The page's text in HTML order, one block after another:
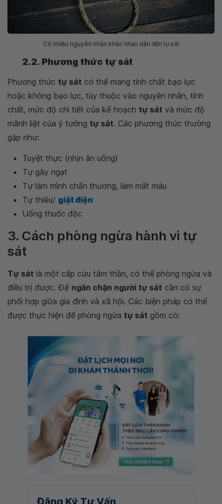
Có nhiều nguyên nhân khác nhau dẫn đến tự sát
2.2. Phương thức tự sát
Phương thức tự sát có thể mang tính chất bạo lực
hoặc không bạo lực, tùy thuộc vào nguyên nhân, tính
chất, mức độ chi tiết của kế hoạch tự sát và mức độ
mãnh liệt của ý tưởng tự sát. Các phương thức thường
gặp như:
Tuyệt thực (nhịn ăn uống)
Tự gây ngạt
Tự làm mình chấn thương, làm mất máu
Tự thiêu/ giật điện
Uống thuốc độc
3. Cách phòng ngừa hành vi tự
sát
Tự sát là một cấp cứu tâm thần, có thể phòng ngừa và
điều trị được. Để ngăn chặn người tự sát cần có sự
phối hợp giữa gia đình và xã hội. Các biện pháp có thể
được thực hiện để phòng ngừa tự sát gồm có:
Đăng Ký Tư Vấn